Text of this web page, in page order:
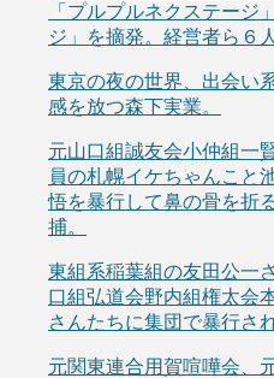
「プルプルネクステージ
ジ」を摘発。経営者ら６
東京の夜の世界、出会い
感を放つ森下実業。
元山口組誠友会小仲組一
員の札幌イケちゃんこと
悟を暴行して鼻の骨を折
捕。
東組系稲葉組の友田公一
口組弘道会野内組権太会
さんたちに集団で暴行さ
元関東連合用賀喧嘩会、